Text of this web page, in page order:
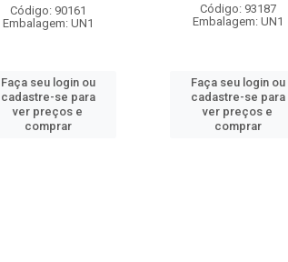
Código: 90161
Embalagem: UN1
Faça seu login ou
cadastre-se para
ver preços e
comprar
Código: 93187
Embalagem: UN1
Faça seu login ou
cadastre-se para
ver preços e
comprar